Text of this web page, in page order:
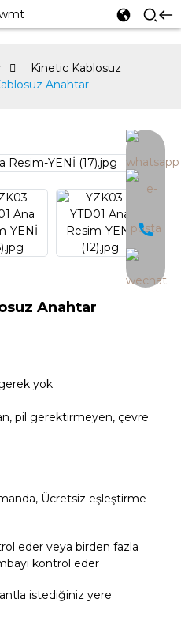
Kinetic Kablosuz
Anahtar
Anahtar
yok
pil gerektirmeyen, çevre
Ücretsiz eşleştirme
eder veya birden fazla
kontrol eder
istediğiniz yere